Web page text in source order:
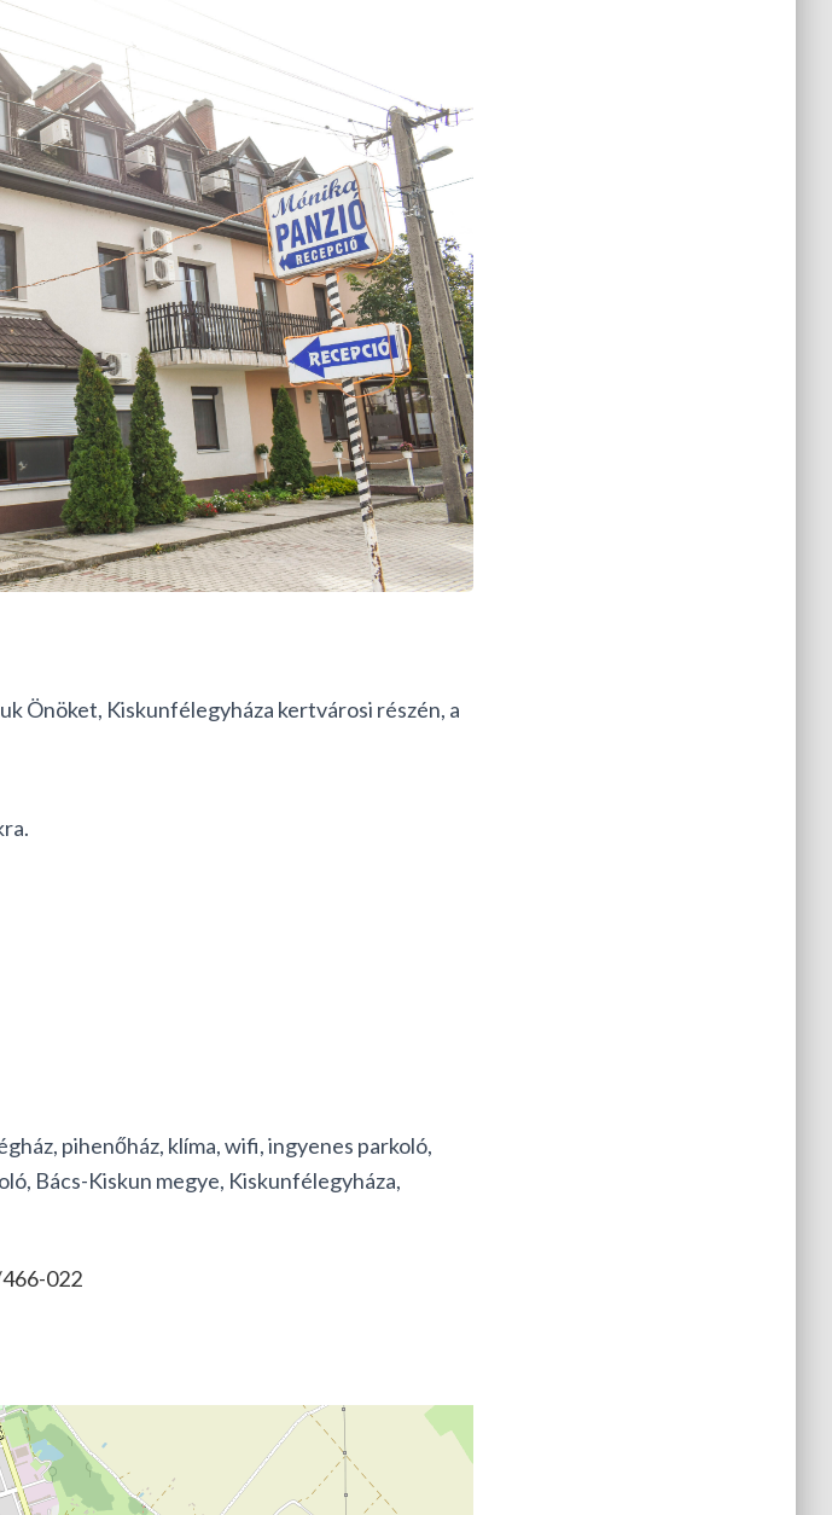
Önöket, Kiskunfélegyháza kertvárosi részén, a
pihenőház, klíma, wifi, ingyenes parkoló,
Bács-Kiskun megye, Kiskunfélegyháza,
022